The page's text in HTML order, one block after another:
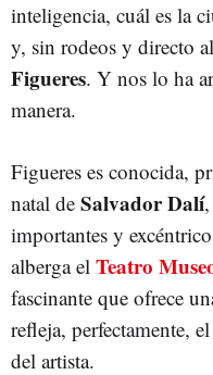
inteligencia, cuál es la
y, sin rodeos y directo
Figueres. Y nos lo ha
manera.
Figueres es conocida,
natal de Salvador Dalí
importantes y
alberga el Teatro
fascinante que ofrece
refleja, perfectamente,
del artista.